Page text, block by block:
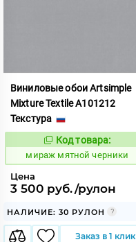
Виниловые обои Artsimple
Mixture Textile A101212
Текстура
992244
Код товара:
мираж мятной черники
Цена
3 500 руб./рулон
НАЛИЧИЕ: 30 РУЛОН
Заказ в 1 клик